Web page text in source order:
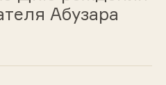
Абузара